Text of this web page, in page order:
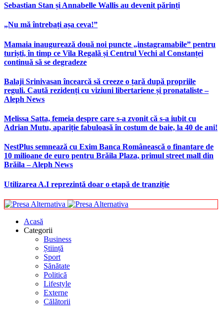
Sebastian Stan și Annabelle Wallis au devenit părinți
„Nu mă întrebați așa ceva!”
Mamaia inaugurează două noi puncte „instagramabile” pentru
turiști, în timp ce Vila Regală și Centrul Vechi al Constanței
continuă să se degradeze
Balaji Srinivasan încearcă să creeze o țară după propriile
reguli. Caută rezidenți cu viziuni libertariene și pronataliste –
Aleph News
Melissa Satta, femeia despre care s-a zvonit că s-a iubit cu
Adrian Mutu, apariție fabuloasă în costum de baie, la 40 de ani!
NestPlus semnează cu Exim Banca Românească o finanțare de
10 milioane de euro pentru Brăila Plaza, primul street mall din
Brăila – Aleph News
Utilizarea A.I reprezintă doar o etapă de tranziție
Acasă
Categorii
Business
Știință
Sport
Sănătate
Politică
Lifestyle
Externe
Călătorii